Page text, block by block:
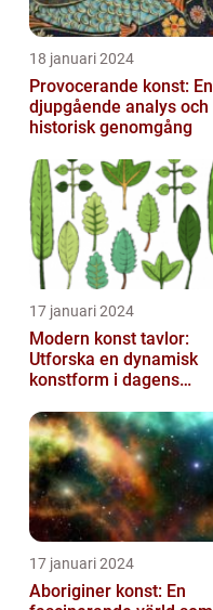
18 januari 2024
Provocerande konst: En
djupgående analys och
historisk genomgång
17 januari 2024
Modern konst tavlor:
Utforska en dynamisk
konstform i dagens
17 januari 2024
Aboriginer konst: En